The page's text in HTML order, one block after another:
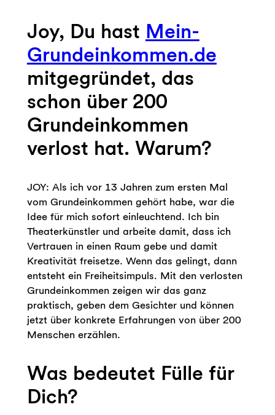
Joy, Du hast Mein-
Grundeinkommen.de
mitgegründet, das
schon über 200
Grundeinkommen
verlost hat. Warum?
JOY: Als ich vor 13 Jahren zum ersten Mal
vom Grundeinkommen gehört habe, war die
Idee für mich sofort einleuchtend. Ich bin
Theaterkünstler und arbeite damit, dass ich
Vertrauen in einen Raum gebe und damit
Kreativität freisetze. Wenn das gelingt, dann
entsteht ein Freiheitsimpuls. Mit den verlosten
Grundeinkommen zeigen wir das ganz
praktisch, geben dem Gesichter und können
jetzt über konkrete Erfahrungen von über 200
Menschen erzählen.
Was bedeutet Fülle für
Dich?